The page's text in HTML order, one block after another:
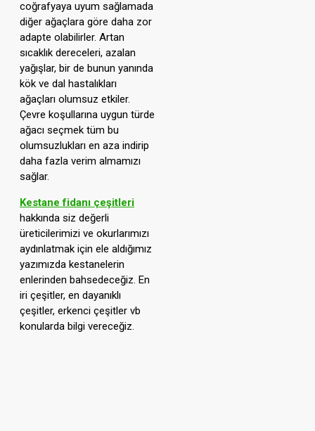
coğrafyaya uyum sağlamada
diğer ağaçlara göre daha zor
adapte olabilirler. Artan
sıcaklık dereceleri, azalan
yağışlar, bir de bunun yanında
kök ve dal hastalıkları
ağaçları olumsuz etkiler.
Çevre koşullarına uygun türde
ağacı seçmek tüm bu
olumsuzlukları en aza indirip
daha fazla verim almamızı
sağlar.
Kestane fidanı çeşitleri
hakkında siz değerli
üreticilerimizi ve okurlarımızı
aydınlatmak için ele aldığımız
yazımızda kestanelerin
enlerinden bahsedeceğiz. En
iri çeşitler, en dayanıklı
çeşitler, erkenci çeşitler vb
konularda bilgi vereceğiz.